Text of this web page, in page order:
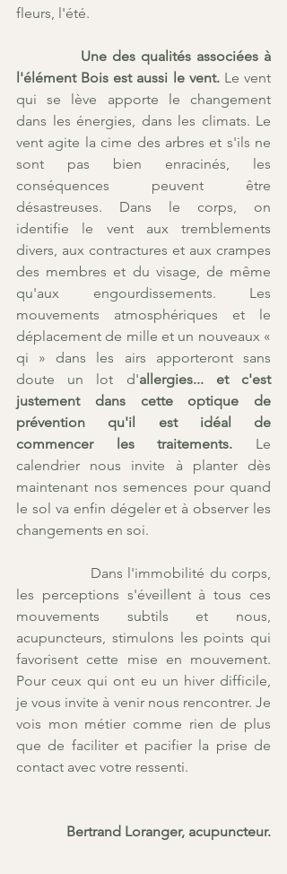
fleurs, l'été.
Une des qualités associées à
l'élément Bois est aussi le vent. Le vent
qui se lève apporte le changement
dans les énergies, dans les climats. Le
vent agite la cime des arbres et s'ils ne
sont pas bien enracinés, les
conséquences peuvent être
désastreuses. Dans le corps, on
identifie le vent aux tremblements
divers, aux contractures et aux crampes
des membres et du visage, de même
qu'aux engourdissements. Les
mouvements atmosphériques et le
déplacement de mille et un nouveaux «
qi » dans les airs apporteront sans
doute un lot d'allergies... et c'est
justement dans cette optique de
prévention qu'il est idéal de
commencer les traitements. Le
calendrier nous invite à planter dès
maintenant nos semences pour quand
le sol va enfin dégeler et à observer les
changements en soi.
les perceptions s'éveillent à tous ces
mouvements subtils et nous,
acupuncteurs, stimulons les points qui
favorisent cette mise en mouvement.
Pour ceux qui ont eu un hiver difficile,
je vous invite à venir nous rencontrer. Je
vois mon métier comme rien de plus
que de faciliter et pacifier la prise de
contact avec votre ressenti.
Bertrand Loranger, acupuncteur.